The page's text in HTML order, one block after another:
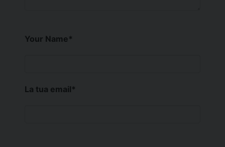
Your Name*
La tua email*